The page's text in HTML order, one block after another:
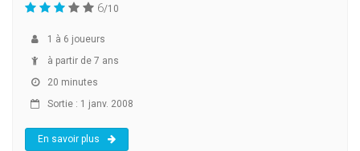
6/10
1 à 6 joueurs
à partir de 7 ans
20 minutes
Sortie : 1 janv. 2008
En savoir plus